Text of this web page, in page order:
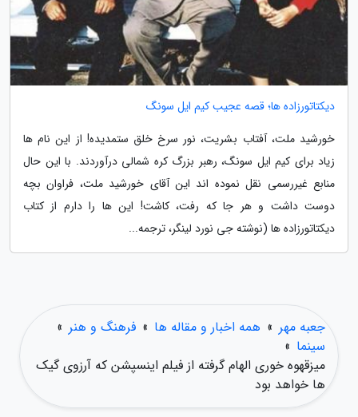
دیکتاتورزاده ها؛ قصه عجیب کیم ایل سونگ
خورشید ملت، آفتاب بشریت، نور سرخ خلق ستمدیده! از این نام ها
زیاد برای کیم ایل سونگ، رهبر بزرگ کره شمالی درآوردند. با این حال
منابع غیررسمی نقل نموده اند این آقای خورشید ملت، فراوان بچه
دوست داشت و هر جا که رفت، کاشت! این ها را دارم از کتاب
دیکتاتورزاده ها (نوشته جی نورد لینگر، ترجمه...
جعبه مهر » همه اخبار و مقاله ها » فرهنگ و هنر »
سینما »
میزقهوه خوری الهام گرفته از فیلم اینسپشن که آرزوی گیک
ها خواهد بود